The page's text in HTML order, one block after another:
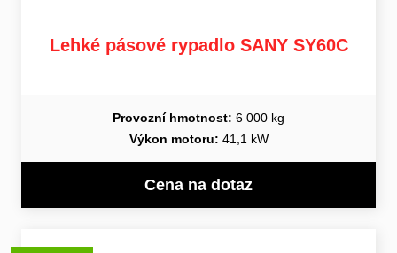
Lehké pásové rypadlo SANY SY60C
Provozní hmotnost: 6 000 kg
Výkon motoru: 41,1 kW
Cena na dotaz